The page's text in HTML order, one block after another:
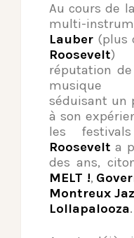
Au cours de
multi-
Lauber (plus
Roosevelt)
réputation
musique
séduisant un
à son
les
Roosevelt a
des ans,
MELT !,
Montreux
Lollapalooza.